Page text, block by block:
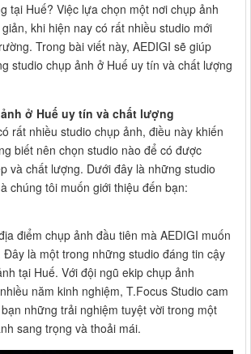
tại Huế? Việc lựa chọn một nơi chụp ảnh
khi hiện nay có rất nhiều studio mới
Trong bài viết này, AEDIGI sẽ giúp
studio chụp ảnh ở Huế uy tín và chất lượng
ở Huế uy tín và chất lượng
rất nhiều studio chụp ảnh, điều này khiến
biết nên chọn studio nào để có được
và chất lượng. Dưới đây là những studio
chúng tôi muốn giới thiệu đến bạn:
điểm chụp ảnh đầu tiên mà AEDIGI muốn
là một trong những studio đáng tin cậy
tại Huế. Với đội ngũ ekip chụp ảnh
năm kinh nghiệm, T.Focus Studio cam
những trải nghiệm tuyệt vời trong một
sang trọng và thoải mái.